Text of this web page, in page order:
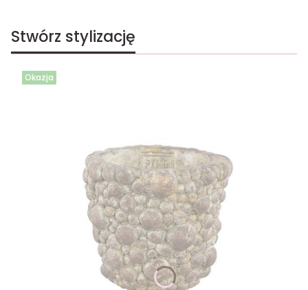
Stwórz stylizację
Okazja